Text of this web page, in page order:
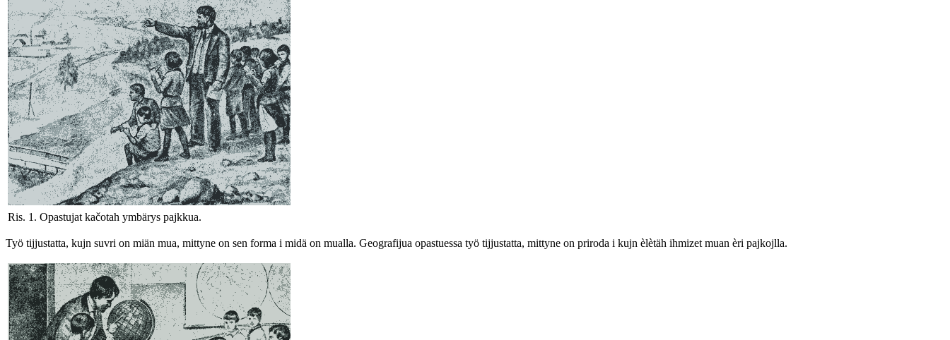
Ris. 1. Opastujat kačotah ymbärys pajkkua.
Työ tijjustatta, kujn suvri on miän mua, mittyne on sen forma i midä on mualla. Geografijua opastuessa työ tijjustatta, mittyne on priroda i kujn èlètäh ihmizet muan èri pajkojlla.